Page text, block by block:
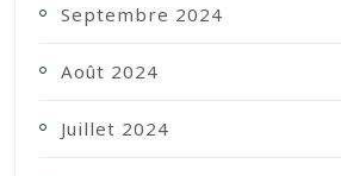
Septembre 2024
Août 2024
Juillet 2024